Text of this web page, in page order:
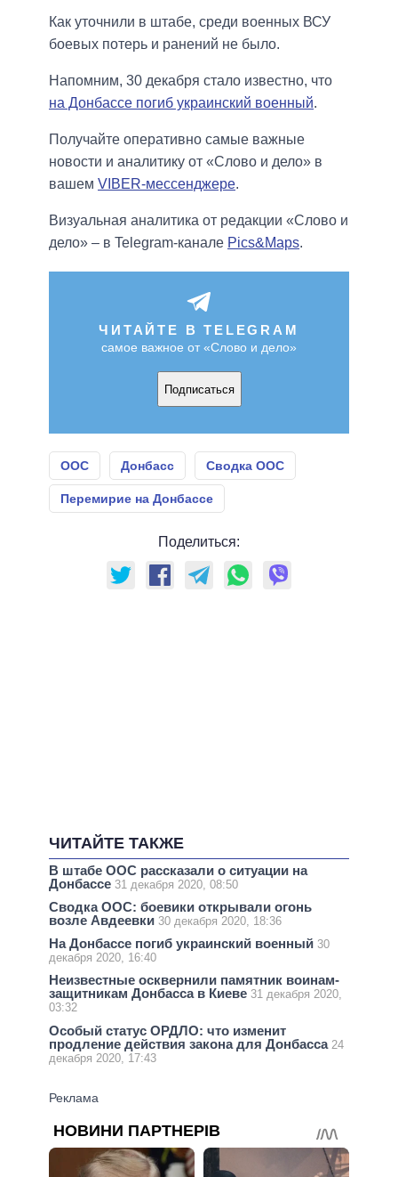
Как уточнили в штабе, среди военных ВСУ
боевых потерь и ранений не было.
Напомним, 30 декабря стало известно, что
на Донбассе погиб украинский военный.
Получайте оперативно самые важные
новости и аналитику от «Слово и дело» в
вашем VIBER-мессенджере.
Визуальная аналитика от редакции «Слово и
дело» – в Telegram-канале Pics&Maps.
ЧИТАЙТЕ В TELEGRAM
самое важное от «Слово и дело»
Подписаться
ООС Донбасс Сводка ООС
Перемирие на Донбассе
Поделиться:
ЧИТАЙТЕ ТАКЖЕ
В штабе ООС рассказали о ситуации на
Донбассе 31 декабря 2020, 08:50
Сводка ООС: боевики открывали огонь
возле Авдеевки 30 декабря 2020, 18:36
На Донбассе погиб украинский военный 30
декабря 2020, 16:40
Неизвестные осквернили памятник воинам-
защитникам Донбасса в Киеве 31 декабря 2020,
03:32
Особый статус ОРДЛО: что изменит
продление действия закона для Донбасса 24
декабря 2020, 17:43